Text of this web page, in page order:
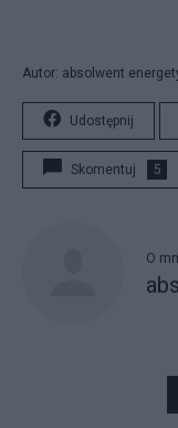
Autor: absolwent
Udostępnij
Skomentuj 5
O